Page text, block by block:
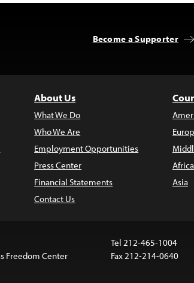
Become a Supporter
About Us
What We Do
Who We Are
Employment Opportunities
Press Center
Financial Statements
Contact Us
Africa
Asia
Freedom Center
Tel 212-465-1004
Fax 212-214-0640